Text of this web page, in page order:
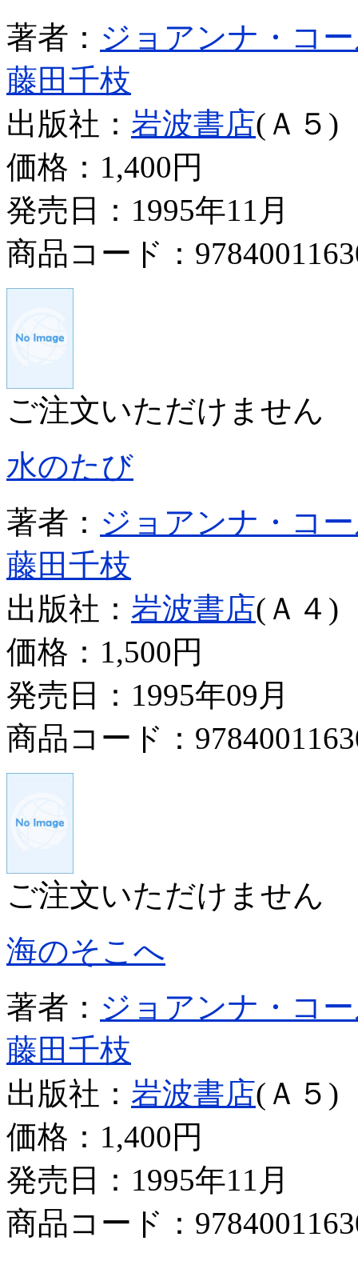
著者： ジョアンナ・コ
藤田千枝
出版社： 岩波書店(Ａ５)
価格： 1,400円
発売日：1995年11月
商品コード：
ご注文いただけません
水のたび
著者： ジョアンナ・コ
藤田千枝
出版社： 岩波書店(Ａ４)
価格： 1,500円
発売日：1995年09月
商品コード：
ご注文いただけません
海のそこへ
著者： ジョアンナ・コ
藤田千枝
出版社： 岩波書店(Ａ５)
価格： 1,400円
発売日：1995年11月
商品コード：